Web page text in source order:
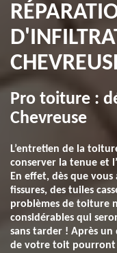
Pro toiture :
Chevreuse
L’entretien de la
conserver la tenue et
En effet, dès que
fissures, des tuiles
problèmes de toiture
considérables qui
sans tarder ! Après
de votre toit pourront